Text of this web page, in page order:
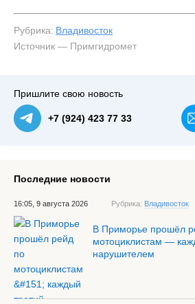
Рубрика: Владивосток
Источник — Примгидромет
Пришлите свою новость
+7 (924) 423 77 33
Последние новости
16:05, 9 августа 2026 Рубрика: Владивосток
В Приморье прошёл
мотоциклистам —
нарушителем